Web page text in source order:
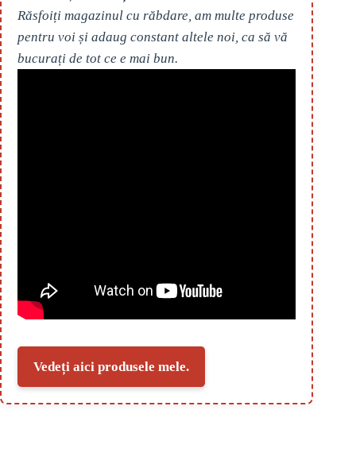
Răsfoiți magazinul cu răbdare, am multe produse
pentru voi și adaug constant altele noi, ca să vă
bucurați de tot ce e mai bun.
Vedeți aici produsele mele.